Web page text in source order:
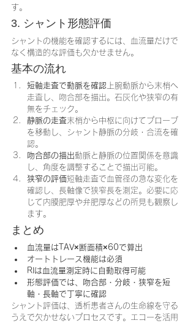
す。
3. シャント形態評価
シャントの機能を確認するには、血流量だけで
なく構造的な評価も欠かせません。
基本の流れ
短軸走査で動脈を確認 上腕動脈から末梢へ
走査し、吻合部を描出。石灰化や狭窄の有
無をチェック。
静脈の走査末梢から中枢に向けてプローブ
を移動し、シャント静脈の分岐・合流を確
認。
吻合部の描出動脈と静脈の位置関係を意識
し、角度を調整することで描出可能。
狭窄の評価短軸走査で血管径の急な変化を
確認し、長軸像で狭窄長を測定。必要に応
じて内膜肥厚や弁肥厚などの所見も観察し
ます。
まとめ
血流量はTAV×断面積×60で算出
オートトレース機能は必須
RIは血流量測定時に自動取得可能
形態評価では、吻合部・分岐・狭窄を短
軸・長軸で丁寧に確認
シャント評価は、透析患者さんの生命線を守る
うえで欠かせないプロセスです。エコーを活用